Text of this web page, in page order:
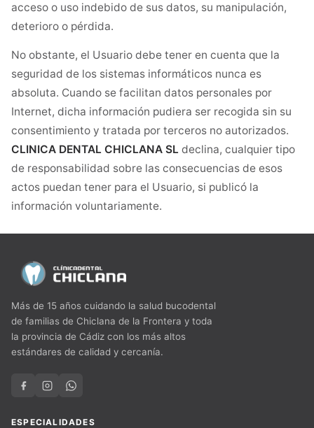
acceso o uso indebido de sus datos, su manipulación,
deterioro o pérdida.
No obstante, el Usuario debe tener en cuenta que la
seguridad de los sistemas informáticos nunca es
absoluta. Cuando se facilitan datos personales por
Internet, dicha información pudiera ser recogida sin su
consentimiento y tratada por terceros no autorizados.
CLINICA DENTAL CHICLANA SL declina, cualquier tipo
de responsabilidad sobre las consecuencias de esos
actos puedan tener para el Usuario, si publicó la
información voluntariamente.
Más de 15 años cuidando la salud bucodental
de familias de Chiclana de la Frontera y toda
la provincia de Cádiz con los más altos
estándares de calidad y cercanía.
ESPECIALIDADES